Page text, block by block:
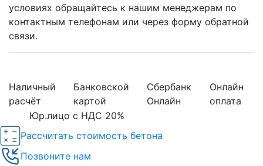
условиях обращайтесь к нашим менеджерам по
контактным телефонам или через форму обратной
связи.
Наличный
расчёт
Банковской
картой
Сбербанк
Онлайн
Онлайн
оплата
Юр.лицо с НДС 20%
Рассчитать стоимость бетона
Позвоните нам